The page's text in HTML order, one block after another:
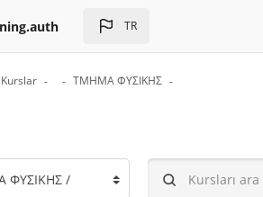
menu
TR
Kurslar ΤΜΗΜΑ ΦΥΣΙΚΗΣ
Kursları ara